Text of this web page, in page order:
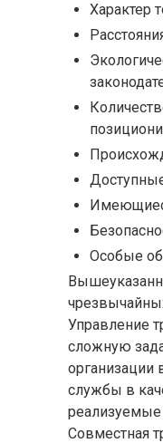
Характер
Особые
Управление
сложную
организации
службы в
реализуемые
Совместная